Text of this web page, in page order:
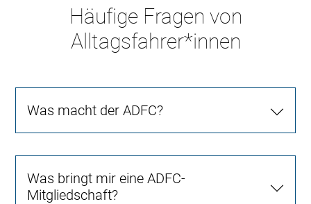
Häufige Fragen von
Alltagsfahrer*innen
Was macht der ADFC?
Was bringt mir eine ADFC-
Mitgliedschaft?